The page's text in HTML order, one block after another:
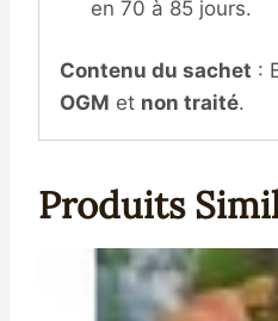
en 70 à 85 jours.
Contenu du sachet :
OGM et non traité.
Produits